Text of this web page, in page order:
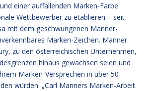
einer auffallenden Marken-Farbe
Wettbewerber zu etablieren – seit
mit dem geschwungenen Manner-
Marken-Zeichen. Manner
zu den österreichischen Unternehmen,
hinaus gewachsen seien und
Marken-Versprechen in über 50
würden. „Carl Manners Marken-Arbeit